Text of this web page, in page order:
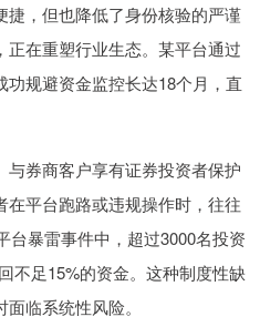
，但也降低了身份核验的严谨
在重塑行业生态。某平台通过
规避资金监控长达18个月，直
券商客户享有证券投资者保护
平台跑路或违规操作时，往往
台暴雷事件中，超过3000名投资
不足15%的资金。这种制度性缺
临系统性风险。